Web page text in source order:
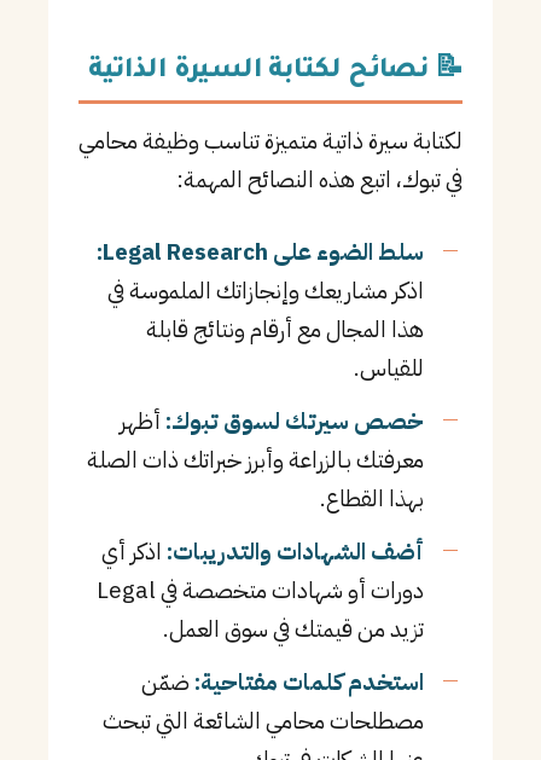
📝 نصائح لكتابة السيرة الذاتية
لكتابة سيرة ذاتية متميزة تناسب وظيفة محامي
في تبوك، اتبع هذه النصائح المهمة:
سلط الضوء على Legal Research:
اذكر مشاريعك وإنجازاتك الملموسة في
هذا المجال مع أرقام ونتائج قابلة
للقياس.
خصص سيرتك لسوق تبوك: أظهر
معرفتك بـالزراعة وأبرز خبراتك ذات الصلة
بهذا القطاع.
أضف الشهادات والتدريبات: اذكر أي
دورات أو شهادات متخصصة في Legal
تزيد من قيمتك في سوق العمل.
استخدم كلمات مفتاحية: ضمّن
مصطلحات محامي الشائعة التي تبحث